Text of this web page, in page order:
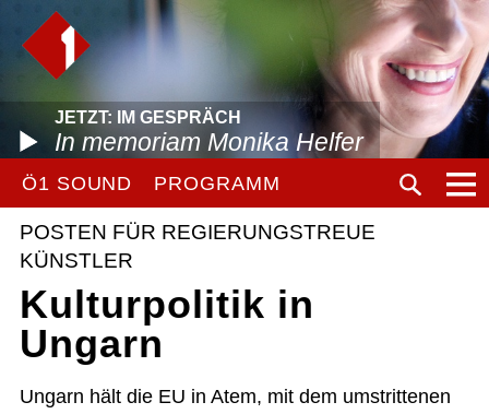
JETZT: IM GESPRÄCH
In memoriam Monika Helfer
Ö1 SOUND PROGRAMM
POSTEN FÜR REGIERUNGSTREUE
KÜNSTLER
Kulturpolitik in
Ungarn
Ungarn hält die EU in Atem, mit dem umstrittenen